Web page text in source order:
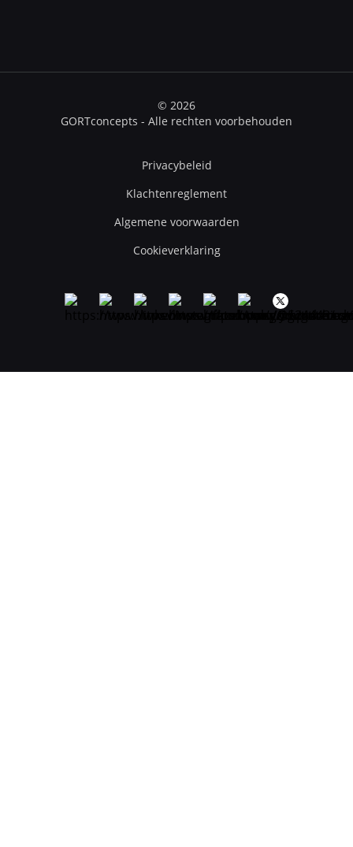
© 2026
GORTconcepts - Alle rechten voorbehouden
Privacybeleid
Klachtenreglement
Algemene voorwaarden
Cookieverklaring